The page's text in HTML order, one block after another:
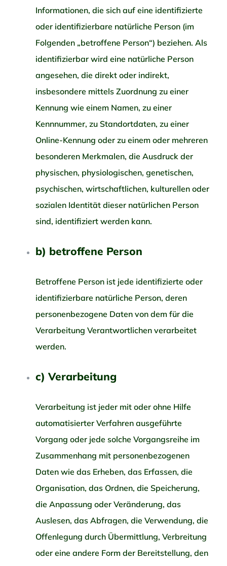
Informationen, die sich auf eine identifizierte
oder identifizierbare natürliche Person (im
Folgenden „betroffene Person“) beziehen. Als
identifizierbar wird eine natürliche Person
angesehen, die direkt oder indirekt,
insbesondere mittels Zuordnung zu einer
Kennung wie einem Namen, zu einer
Kennnummer, zu Standortdaten, zu einer
Online-Kennung oder zu einem oder mehreren
besonderen Merkmalen, die Ausdruck der
physischen, physiologischen, genetischen,
psychischen, wirtschaftlichen, kulturellen oder
sozialen Identität dieser natürlichen Person
sind, identifiziert werden kann.
b) betroffene Person
Betroffene Person ist jede identifizierte oder
identifizierbare natürliche Person, deren
personenbezogene Daten von dem für die
Verarbeitung Verantwortlichen verarbeitet
werden.
c) Verarbeitung
Verarbeitung ist jeder mit oder ohne Hilfe
automatisierter Verfahren ausgeführte
Vorgang oder jede solche Vorgangsreihe im
Zusammenhang mit personenbezogenen
Daten wie das Erheben, das Erfassen, die
Organisation, das Ordnen, die Speicherung,
die Anpassung oder Veränderung, das
Auslesen, das Abfragen, die Verwendung, die
Offenlegung durch Übermittlung, Verbreitung
oder eine andere Form der Bereitstellung, den